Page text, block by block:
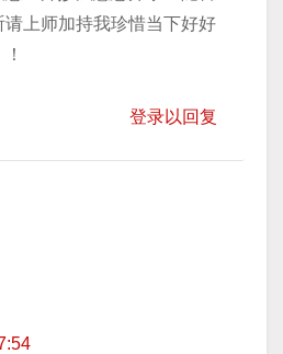
上师加持我珍惜当下好好
登录以回复